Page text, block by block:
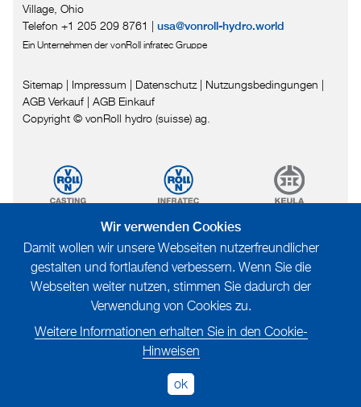
Village, Ohio
Telefon +1 205 209 8761 | usa@vonroll-hydro.world
Ein Unternehmen der vonRoll infratec Gruppe
Sitemap | Impressum | Datenschutz | Nutzungsbedingungen |
AGB Verkauf | AGB Einkauf
Copyright © vonRoll hydro (suisse) ag.
Wir verwenden Cookies
Damit wollen wir unsere Webseiten nutzerfreundlicher
gestalten und fortlaufend verbessern. Wenn Sie die
Webseiten weiter nutzen, stimmen Sie dadurch der
Verwendung von Cookies zu.
Weitere Informationen erhalten Sie in den Cookie-
Hinweisen
ok